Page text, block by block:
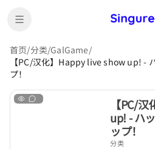
首页/分类/GalGame/
【PC/汉化】Happy live show up! -
プ！
【PC/
up! - ハ
ップ！
分类